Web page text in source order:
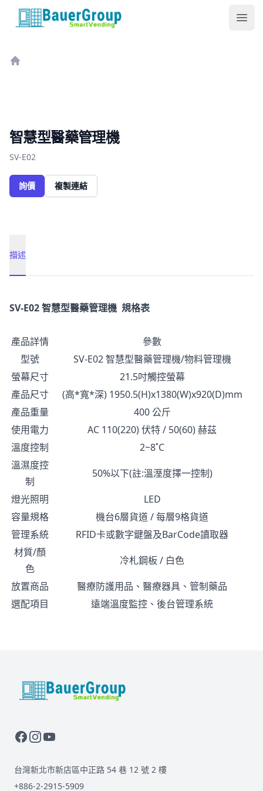
包爾科技
智慧型醫藥管理機
SV-E02
詢價 複製連結
描述
描述
SV-E02 智慧型醫藥管理機 規格表
產品詳情
參數
型號
SV-E02 智慧型醫藥管理機/物料管理機
螢幕尺寸
21.5吋觸控螢幕
產品尺寸
(高*寬*深) 1950.5(H)x1380(W)x920(D)mm
產品重量
400 公斤
使用電力
AC 110(220) 伏特 / 50(60) 赫茲
溫度控制
2~8˚C
溫濕度控
制
50%以下(註:溫溼度擇一控制)
燈光照明
LED
容量規格
機台6層貨道 / 每層9格貨道
管理系統
RFID卡或數字鍵盤及BarCode讀取器
材質/顏
色
冷札鋼板 / 白色
放置商品
醫療防護用品、醫療器具、管制藥品
選配項目
遠端溫度監控、後台管理系統
BauerGroup Tech
台灣新北市新店區中正路 54 巷 12 號 2 樓
+886-2-2915-5909